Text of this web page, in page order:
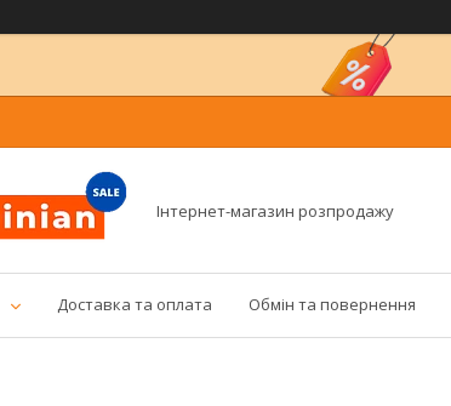
Інтернет-магазин розпродажу
Доставка та оплата Обмін та повернення